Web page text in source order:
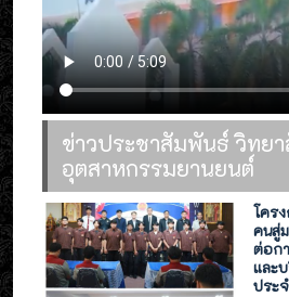
ข่าวประชาสัมพันธ์ วิทยา
อุตสาหกรรมยานยนต์
โคร
คนสู่
ต่อก
และ
ประ